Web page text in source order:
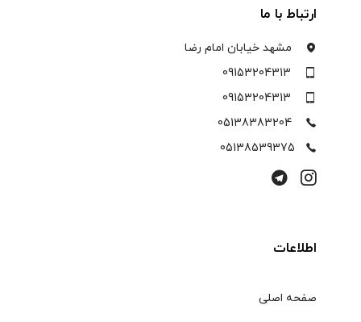
ارتباط با ما
مشهد خیابان امام رضا
09153204313
09153204313
05138383204
05138539375
اطلاعات
صفحه اصلی